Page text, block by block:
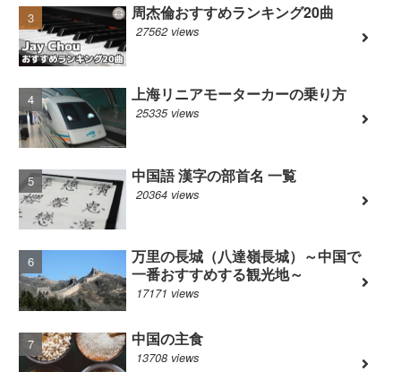
周杰倫おすすめランキング20曲
27562 views
上海リニアモーターカーの乗り方
25335 views
中国語 漢字の部首名 一覧
20364 views
万里の長城（八達嶺長城）～中国で
一番おすすめする観光地～
17171 views
中国の主食
13708 views